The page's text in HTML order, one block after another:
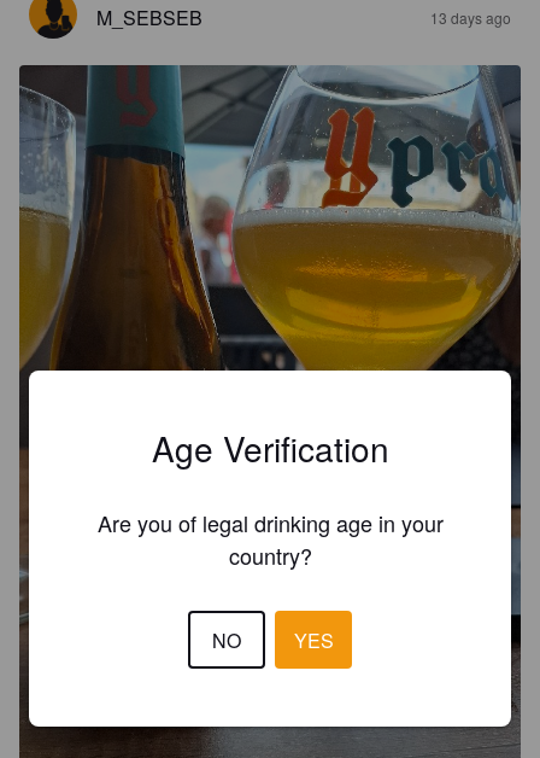
M_SEBSEB 13 days ago
Age Verification
Are you of legal drinking age in your
country?
NO YES